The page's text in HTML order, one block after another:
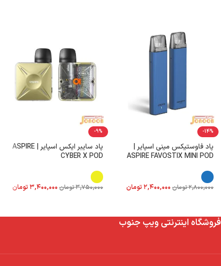
-14%
پاد فاوستیکس مینی اسپایر |
ASPIRE FAVOSTIX MINI POD
۲,۸۰۰,۰۰۰تومان ۲,۴۰۰,۰۰۰ تومان
-9%
پاد سایبر ایکس اسپایر | ASPIRE
CYBER X POD
۳,۷۵۰,۰۰۰تومان ۳,۴۰۰,۰۰۰ تومان
فروشگاه اینترنتی ویپ جنوب